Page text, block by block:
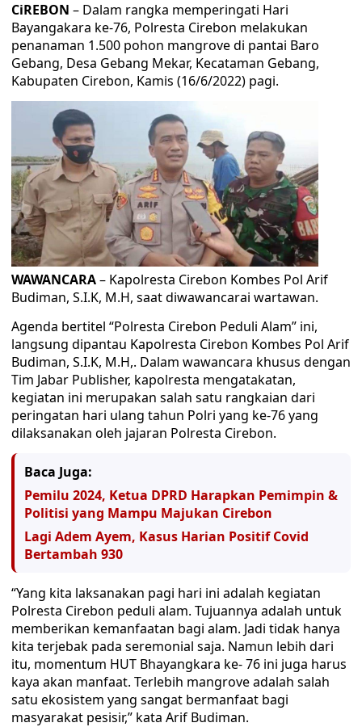
CiREBON – Dalam rangka memperingati Hari
Bayangakara ke-76, Polresta Cirebon melakukan
penanaman 1.500 pohon mangrove di pantai Baro
Gebang, Desa Gebang Mekar, Kecataman Gebang,
Kabupaten Cirebon, Kamis (16/6/2022) pagi.
WAWANCARA– Kapolresta Cirebon Kombes Pol Arif
Budiman, S.I.K, M.H, saat diwawancarai wartawan.
Agenda bertitel “Polresta Cirebon Peduli Alam” ini,
langsung dipantau Kapolresta Cirebon Kombes Pol Arif
Budiman, S.I.K, M.H,. Dalam wawancara khusus dengan
Tim Jabar Publisher, kapolresta mengatakatan,
kegiatan ini merupakan salah satu rangkaian dari
peringatan hari ulang tahun Polri yang ke-76 yang
dilaksanakan oleh jajaran Polresta Cirebon.
Baca Juga:
Pemilu 2024, Ketua DPRD Harapkan Pemimpin &
Politisi yang Mampu Majukan Cirebon
Lagi Adem Ayem, Kasus Harian Positif Covid
Bertambah 930
“Yang kita laksanakan pagi hari ini adalah kegiatan
Polresta Cirebon peduli alam. Tujuannya adalah untuk
memberikan kemanfaatan bagi alam. Jadi tidak hanya
kita terjebak pada seremonial saja. Namun lebih dari
itu, momentum HUT Bhayangkara ke- 76 ini juga harus
kaya akan manfaat. Terlebih mangrove adalah salah
satu ekosistem yang sangat bermanfaat bagi
masyarakat pesisir,” kata Arif Budiman.